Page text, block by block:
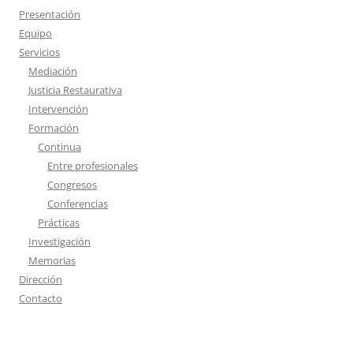
c
a
r
Presentación
Equipo
Servicios
Mediación
Justicia Restaurativa
Intervención
Formación
Continua
Entre profesionales
Congresos
Conferencias
Prácticas
Investigación
Memorias
Dirección
Contacto